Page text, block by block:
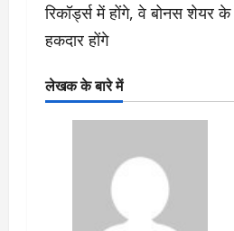
रिकॉर्ड्स में होंगे, वे बोनस शेयर के
हकदार होंगे
लेखक के बारे में